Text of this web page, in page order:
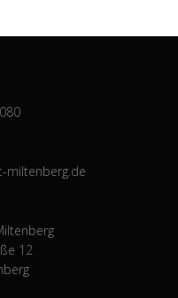
miltenberg.de
12